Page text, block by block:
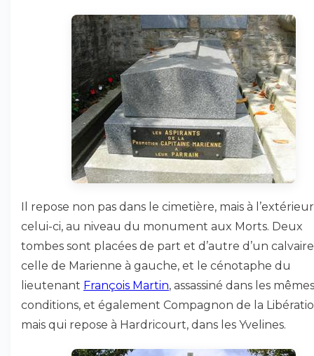
Il repose non pas dans le cimetière, mais à
celui-ci, au niveau du monument aux Morts. Deux
tombes sont placées de part et d’autre d’un
celle de Marienne à gauche, et le cénotaphe du
lieutenant François Martin, assassiné dans les mêmes
conditions, et également Compagnon de la
mais qui repose à Hardricourt, dans les Yvelines.